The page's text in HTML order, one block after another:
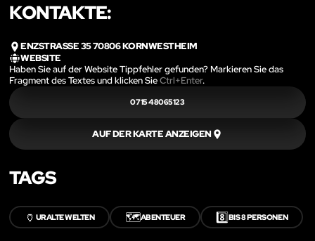
KONTAKTE:
ENZSTRASSE 35 70806 KORNWESTHEIM
WEBSITE
Haben Sie auf der Website Tippfehler gefunden? Markieren Sie das
Fragment des Textes und klicken SieCtrl+Enter.
0715 48065123
AUF DER KARTE ANZEIGEN
TAGS
🏺 URALTE WELTEN 🗺️ABENTEUER 8️⃣BIS 8 PERSONEN